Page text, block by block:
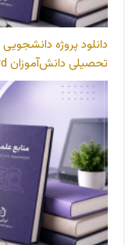
دانلود پروژه
تحصیلی دانش‌آموزان Word